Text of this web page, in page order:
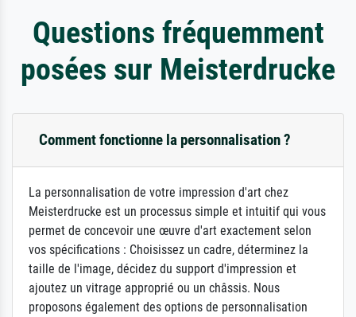
Questions fréquemment
posées sur Meisterdrucke
Comment fonctionne la personnalisation ?
La personnalisation de votre impression d'art chez
Meisterdrucke est un processus simple et intuitif qui vous
permet de concevoir une œuvre d'art exactement selon
vos spécifications : Choisissez un cadre, déterminez la
taille de l'image, décidez du support d'impression et
ajoutez un vitrage approprié ou un châssis. Nous
proposons également des options de personnalisation